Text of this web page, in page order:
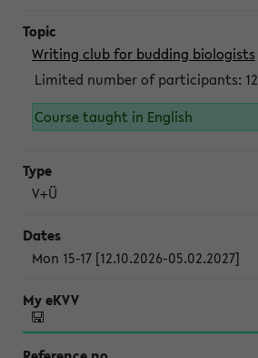
Writing club for budding biologists
Limited number of participants: 12
Course taught in English
V+Ü
Mon 15-17 [12.10.2026-05.02.2027]